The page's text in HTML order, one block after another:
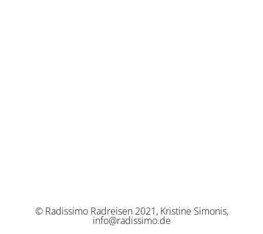
© Radissimo Radreisen 2021, Kristine Simonis,
info@radissimo.de